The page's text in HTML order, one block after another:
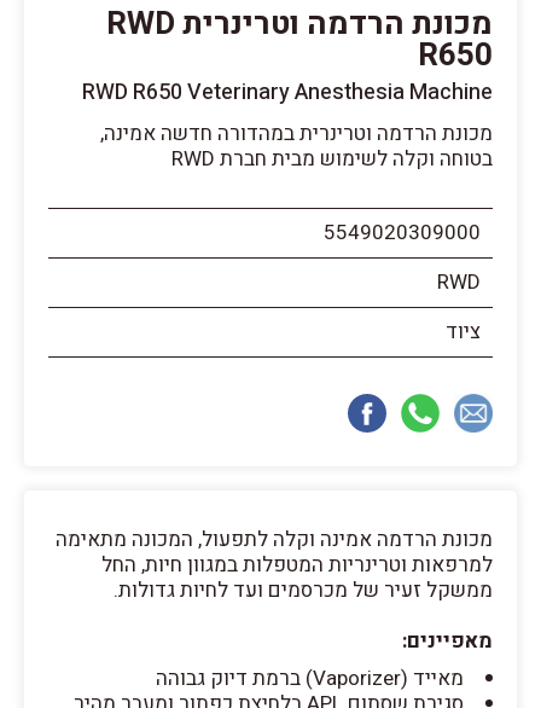
מכונת הרדמה וטרינרית RWD
R650
RWD R650 Veterinary Anesthesia Machine
מכונת הרדמה וטרינרית במהדורה חדשה אמינה,
בטוחה וקלה לשימוש מבית חברת RWD
5549020309000
RWD
ציוד
מכונת הרדמה אמינה וקלה לתפעול, המכונה מתאימה
למרפאות וטרינריות המטפלות במגוון חיות, החל
ממשקל זעיר של מכרסמים ועד לחיות גדולות.
מאפיינים:
מאייד (Vaporizer) ברמת דיוק גבוהה